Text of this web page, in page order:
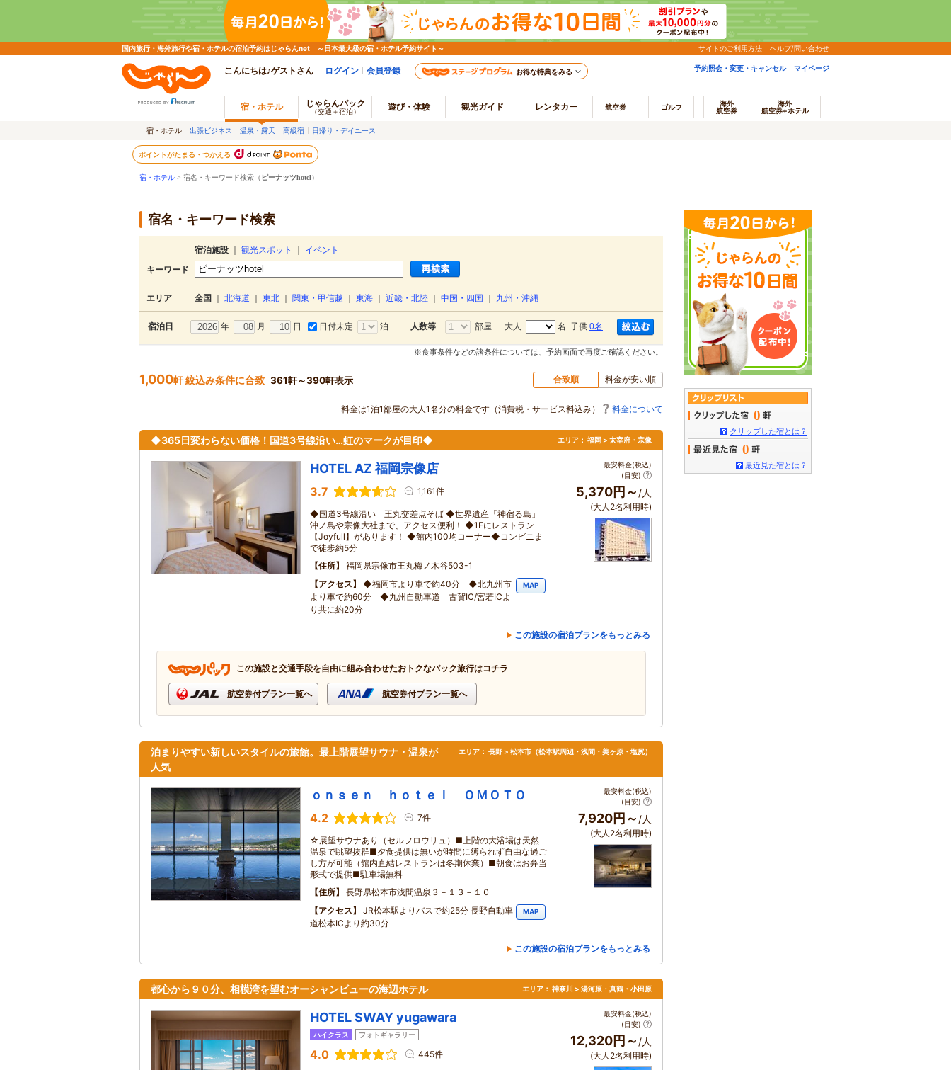
国内旅行・海外旅行や宿・ホテルの宿泊予約はじゃらんnet ～日本最大級の宿・ホテル予約サイト～ サイトのご利用方法 ヘルプ/問い合わせ
こんにちは♪ゲストさん ログイン 会員登録 お得な特典をみる 予約照会・変更・キャンセル マイページ
宿・ホテル じゃらんパック
（交通＋宿泊） 遊び・体験 観光ガイド レンタカー 航空券 ゴルフ
海外
航空券
海外
航空券+ホテル
宿・ホテル 出張ビジネス 温泉・露天 高級宿 日帰り・デイユース
ポイントがたまる・つかえる
宿・ホテル > 宿名・キーワード検索（ ピーナッツhotel）
宿名・キーワード検索
宿泊施設 観光スポット
イベント
キーワード
エリア 全国 北海道 東北 関東・甲信越 東海 近畿・北陸 中国・四国 九州・沖縄
宿泊日 年 月 日 日付未定 泊 人数等 部屋 大人 名 子供 0名
※食事条件などの諸条件については、予約画面で再度ご確認ください。
1,000軒 絞込み条件に合致 361軒～390軒表示 合致順 料金が安い順
料金は1泊1部屋の大人1名分の料金です（消費税・サービス料込み） 料金について
◆365日変わらない価格！国道3号線沿い…虹のマークが目印◆ エリア： 福岡 > 太宰府・宗像
HOTEL AZ 福岡宗像店
3.7 1,161件
◆国道3号線沿い 王丸交差点そば ◆世界遺産「神宿る島」
沖ノ島や宗像大社まで、アクセス便利！ ◆1Fにレストラン
【Joyfull】があります！ ◆館内100均コーナー◆コンビニま
で徒歩約5分
住所
福岡県宗像市王丸梅ノ木谷503-1
アクセス
◆福岡市より車で約40分 ◆北九州市
より車で約60分 ◆九州自動車道 古賀IC/宮若ICよ
り共に約20分
MAP
最安料金(税込)
(目安)
5,370円～ /人
(大人2名利用時)
この施設の宿泊プランをもっとみる
この施設と交通手段を自由に組み合わせたおトクなパック旅行はコチラ
航空券付プラン一覧へ 航空券付プラン一覧へ
泊まりやすい新しいスタイルの旅館。最上階展望サウナ・温泉が
人気
エリア： 長野 > 松本市（松本駅周辺・浅間・美ヶ原・塩尻）
ｏｎｓｅｎ ｈｏｔｅｌ ＯＭＯＴＯ
4.2 7件
☆展望サウナあり（セルフロウリュ）■上階の大浴場は天然
温泉で眺望抜群■夕食提供は無いが時間に縛られず自由な過ご
し方が可能（館内直結レストランは冬期休業）■朝食はお弁当
形式で提供■駐車場無料
住所
長野県松本市浅間温泉３－１３－１０
アクセス
JR松本駅よりバスで約25分 長野自動車
道松本ICより約30分
MAP
最安料金(税込)
(目安)
7,920円～ /人
(大人2名利用時)
この施設の宿泊プランをもっとみる
都心から９０分、相模湾を望むオーシャンビューの海辺ホテル エリア： 神奈川 > 湯河原・真鶴・小田原
HOTEL SWAY yugawara
ハイクラス フォトギャラリー
4.0 445件
最安料金(税込)
(目安)
12,320円～ /人
(大人2名利用時)
0
クリップした宿とは？
0
最近見た宿とは？